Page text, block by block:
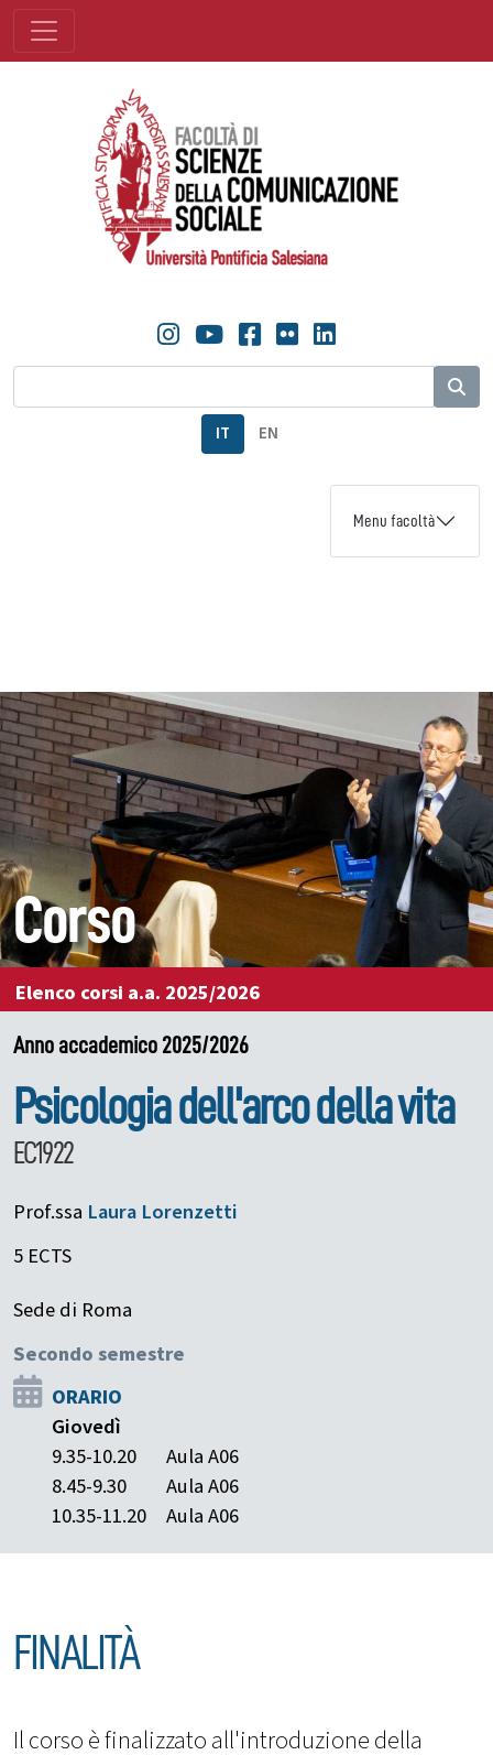
IT EN
Menu facoltà
Corso
Elenco corsi a.a. 2025/2026
Anno accademico 2025/2026
Psicologia dell'arco della vita
EC1922
Prof.ssa Laura Lorenzetti
5 ECTS
Sede di Roma
Secondo semestre
ORARIO
Giovedì
9.35-10.20
Aula A06
8.45-9.30
Aula A06
10.35-11.20
Aula A06
FINALITÀ
Il corso è finalizzato all'introduzione della